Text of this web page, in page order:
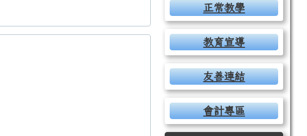
正常教學
教育宣導
友善連結
會計專區